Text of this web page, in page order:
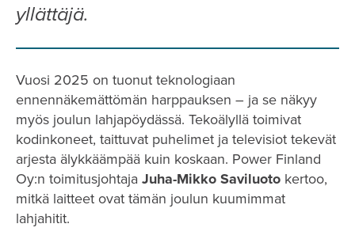
yllättäjä.
Vuosi 2025 on tuonut teknologiaan
ennennäkemättömän harppauksen – ja se näkyy
myös joulun lahjapöydässä. Tekoälyllä toimivat
kodinkoneet, taittuvat puhelimet ja televisiot tekevät
arjesta älykkäämpää kuin koskaan. Power Finland
Oy:n toimitusjohtaja Juha-Mikko Saviluoto kertoo,
mitkä laitteet ovat tämän joulun kuumimmat
lahjahitit.